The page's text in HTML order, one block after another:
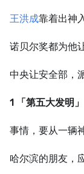
王洪成靠着出神
诺贝尔奖都为他
中央让安全部，
1 「第五大发明」
事情，要从一辆
哈尔滨的朋友，